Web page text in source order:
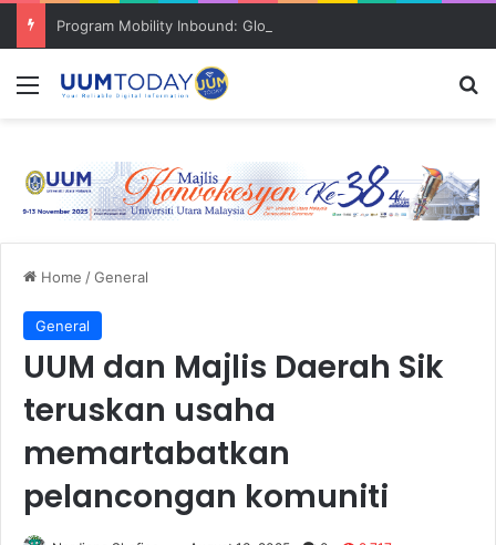
Menu
Home /General
General
UUM dan Majlis Daerah Sik
teruskan usaha
memartabatkan
pelancongan komuniti